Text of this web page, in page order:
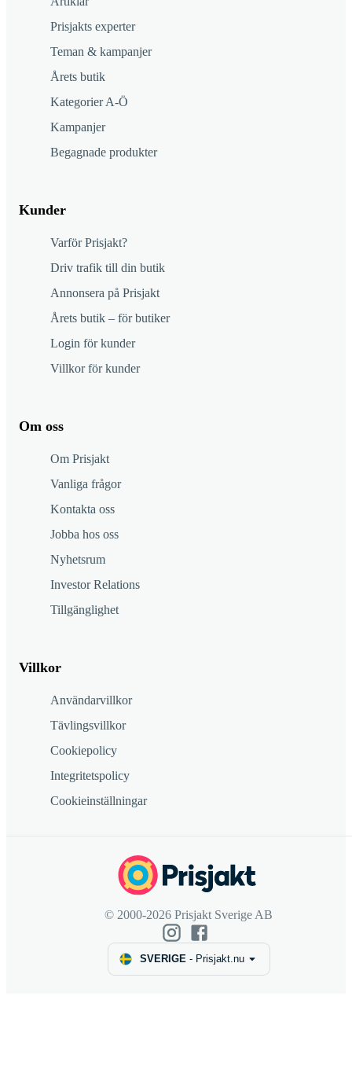
Prisjakts experter
Teman & kampanjer
Årets butik
Kategorier A-Ö
Kampanjer
Begagnade produkter
Kunder
Varför Prisjakt?
Driv trafik till din butik
Annonsera på Prisjakt
Årets butik – för butiker
Login för kunder
Villkor för kunder
Om oss
Om Prisjakt
Vanliga frågor
Kontakta oss
Jobba hos oss
Nyhetsrum
Investor Relations
Tillgänglighet
Villkor
Användarvillkor
Tävlingsvillkor
Cookiepolicy
Integritetspolicy
Cookieinställningar
© 2000-2026 Prisjakt Sverige AB
SVERIGE- Prisjakt.nu